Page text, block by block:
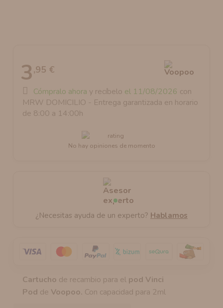
Cartucho de recambio para el pod Vinci
Pod de Voopoo. Con capacidad para 2ml
3,95 €
Cómpralo ahora y recíbelo el 11/08/2026 con
MRW DOMICILIO - Entrega garantizada en horario
de 8:00 a 14:00h
No hay opiniones de momento
¿Necesitas ayuda de un experto? Hablamos